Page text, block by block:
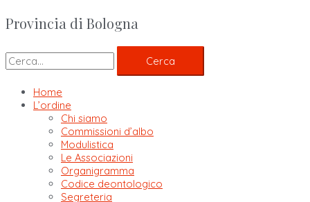
Provincia di Bologna
Cerca
Home
L’ordine
Chi siamo
Commissioni d’albo
Modulistica
Le Associazioni
Organigramma
Codice deontologico
Segreteria